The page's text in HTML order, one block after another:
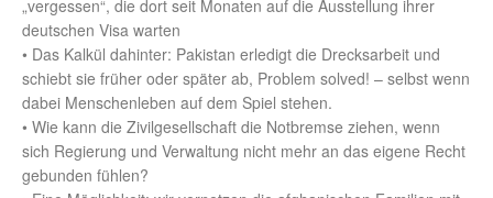
„vergessen“, die dort seit Monaten auf die Ausstellung ihrer
deutschen Visa warten
• Das Kalkül dahinter: Pakistan erledigt die Drecksarbeit und
schiebt sie früher oder später ab, Problem solved! – selbst wenn
dabei Menschenleben auf dem Spiel stehen.
• Wie kann die Zivilgesellschaft die Notbremse ziehen, wenn
sich Regierung und Verwaltung nicht mehr an das eigene Recht
gebunden fühlen?